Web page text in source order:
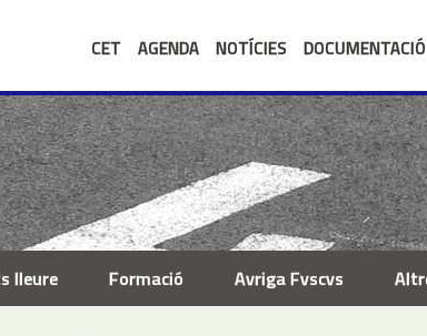
CET AGENDA NOTÍCIES
lleure Formació Avriga Fvscvs